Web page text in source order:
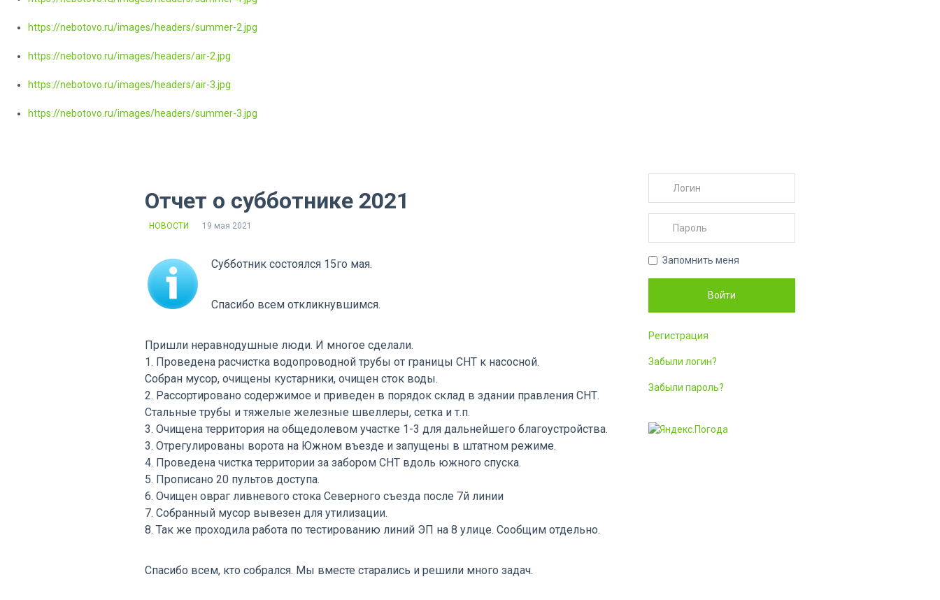
https://nebotovo.ru/images/headers/summer-2.jpg
https://nebotovo.ru/images/headers/air-2.jpg
https://nebotovo.ru/images/headers/air-3.jpg
https://nebotovo.ru/images/headers/summer-3.jpg
Отчет о субботнике 2021
НОВОСТИ 19 мая 2021
Субботник состоялся 15го мая.
Спасибо всем откликнувшимся.
Пришли неравнодушные люди. И многое сделали.
1. Проведена расчистка водопроводной трубы от границы СНТ к насосной.
Собран мусор, очищены кустарники, очищен сток воды.
2. Рассортировано содержимое и приведен в порядок склад в здании правления СНТ.
Стальные трубы и тяжелые железные швеллеры, сетка и т.п.
3. Очищена территория на общедолевом участке 1-3 для дальнейшего благоустройства.
3. Отрегулированы ворота на Южном въезде и запущены в штатном режиме.
4. Проведена чистка территории за забором СНТ вдоль южного спуска.
5. Прописано 20 пультов доступа.
6. Очищен овраг ливневого стока Северного съезда после 7й линии
7. Собранный мусор вывезен для утилизации.
8. Так же проходила работа по тестированию линий ЭП на 8 улице. Сообщим отдельно.
Спасибо всем, кто собрался. Мы вместе старались и решили много задач.
Запомнить меня
Войти
Регистрация
Забыли логин?
Забыли пароль?